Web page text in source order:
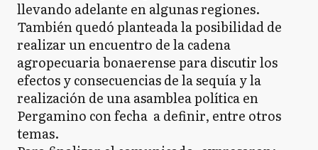
llevando adelante en algunas regiones.
También quedó planteada la posibilidad de
realizar un encuentro de la cadena
agropecuaria bonaerense para discutir los
efectos y consecuencias de la sequía y la
realización de una asamblea política en
Pergamino con fecha a definir, entre otros
temas.